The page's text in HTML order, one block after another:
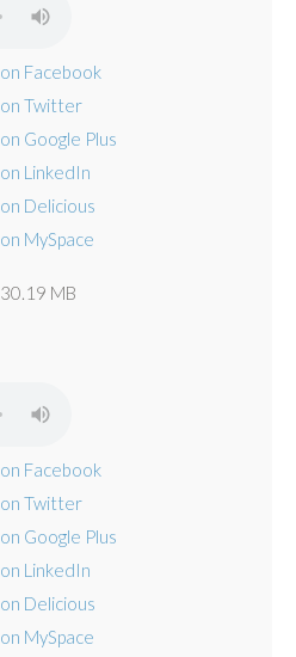
30.19 MB